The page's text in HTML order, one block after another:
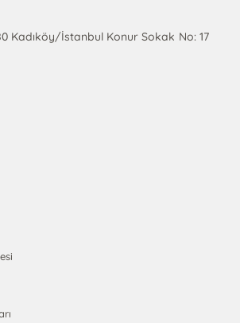
Kadıköy/İstanbul Konur Sokak No: 17